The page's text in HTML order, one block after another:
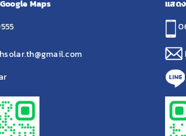
Maps
แสด